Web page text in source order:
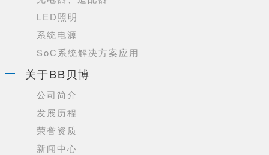
LED照明
系统电源
SoC系统解决方案应用
关于BB贝博
公司简介
发展历程
荣誉资质
新闻中心